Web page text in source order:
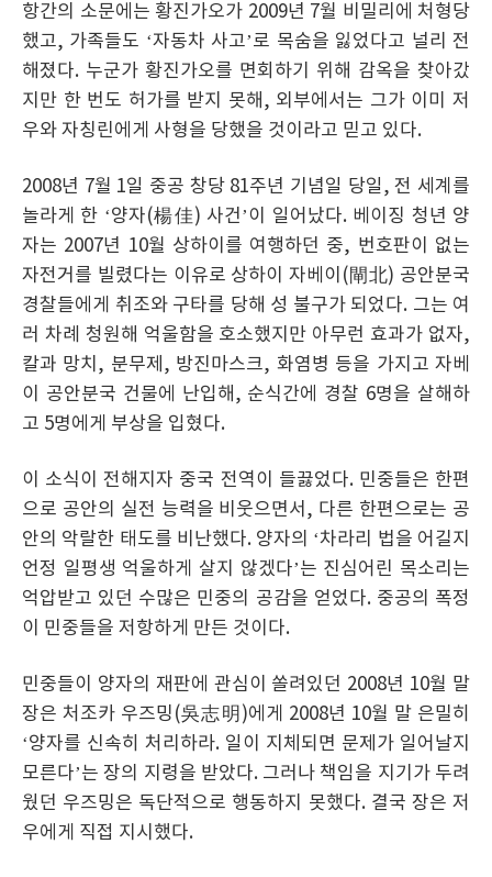
항간의 소문에는 황진가오가 2009년 7월 비밀리에 처형당
했고, 가족들도 ‘자동차 사고’로 목숨을 잃었다고 널리 전
해졌다. 누군가 황진가오를 면회하기 위해 감옥을 찾아갔
지만 한 번도 허가를 받지 못해, 외부에서는 그가 이미 저
우와 자칭린에게 사형을 당했을 것이라고 믿고 있다.
2008년 7월 1일 중공 창당 81주년 기념일 당일, 전 세계를
놀라게 한 ‘양자(楊佳) 사건’이 일어났다. 베이징 청년 양
자는 2007년 10월 상하이를 여행하던 중, 번호판이 없는
자전거를 빌렸다는 이유로 상하이 자베이(閘北) 공안분국
경찰들에게 취조와 구타를 당해 성 불구가 되었다. 그는 여
러 차례 청원해 억울함을 호소했지만 아무런 효과가 없자,
칼과 망치, 분무제, 방진마스크, 화염병 등을 가지고 자베
이 공안분국 건물에 난입해, 순식간에 경찰 6명을 살해하
고 5명에게 부상을 입혔다.
이 소식이 전해지자 중국 전역이 들끓었다. 민중들은 한편
으로 공안의 실전 능력을 비웃으면서, 다른 한편으로는 공
안의 악랄한 태도를 비난했다. 양자의 ‘차라리 법을 어길지
언정 일평생 억울하게 살지 않겠다’는 진심어린 목소리는
억압받고 있던 수많은 민중의 공감을 얻었다. 중공의 폭정
이 민중들을 저항하게 만든 것이다.
민중들이 양자의 재판에 관심이 쏠려있던 2008년 10월 말
장은 처조카 우즈밍(吳志明)에게 2008년 10월 말 은밀히
‘양자를 신속히 처리하라. 일이 지체되면 문제가 일어날지
모른다’는 장의 지령을 받았다. 그러나 책임을 지기가 두려
웠던 우즈밍은 독단적으로 행동하지 못했다. 결국 장은 저
우에게 직접 지시했다.